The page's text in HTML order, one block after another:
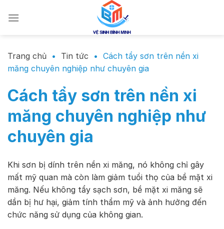
đến
Trang chủ • Tin tức • Cách tẩy sơn trên nền xi
măng chuyên nghiệp như chuyên gia
Cách tẩy sơn trên nền xi
măng chuyên nghiệp như
chuyên gia
Khi sơn bị dính trên nền xi măng, nó không chỉ gây
mất mỹ quan mà còn làm giảm tuổi thọ của bề mặt xi
măng. Nếu không tẩy sạch sơn, bề mặt xi măng sẽ
dần bị hư hại, giảm tính thẩm mỹ và ảnh hưởng đến
chức năng sử dụng của không gian.